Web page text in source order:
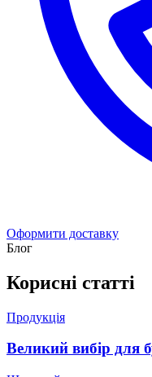
Оформити доставку
Блог
Корисні статті
Продукція
Великий вибір для